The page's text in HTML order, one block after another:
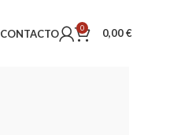
CONTACTO 0 0,00€